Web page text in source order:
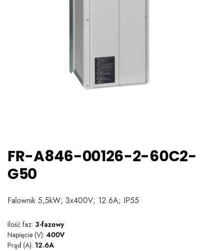
FR-A846-00126-2-60C2-
G50
Falownik 5,5kW; 3x400V; 12.6A; IP55
Ilość faz: 3-fazowy
Napięcie (V): 400V
Prąd (A): 12.6A